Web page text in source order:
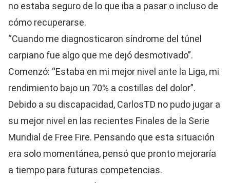
no estaba seguro de lo que iba a pasar o incluso de
cómo recuperarse.
“Cuando me diagnosticaron síndrome del túnel
carpiano fue algo que me dejó desmotivado”.
Comenzó: “Estaba en mi mejor nivel ante la Liga, mi
rendimiento bajo un 70% a costillas del dolor”.
Debido a su discapacidad, CarlosTD no pudo jugar a
su mejor nivel en las recientes Finales de la Serie
Mundial de Free Fire. Pensando que esta situación
era solo momentánea, pensó que pronto mejoraría
a tiempo para futuras competencias.